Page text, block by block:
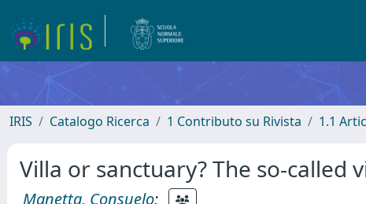
IRIS Catalogo Ricerca 1 Contributo su Rivista 1.1
Villa or sanctuary? The so-called
Manetta, Consuelo;